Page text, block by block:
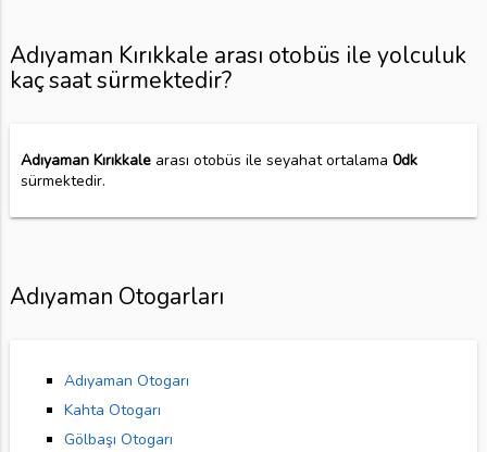
Adıyaman Kırıkkale arası otobüs ile yolculuk
kaç saat sürmektedir?
Adıyaman Kırıkkalearası otobüs ile seyahat ortalama 0dk
sürmektedir.
Adıyaman Otogarları
Adıyaman Otogarı
Kahta Otogarı
Gölbaşı Otogarı